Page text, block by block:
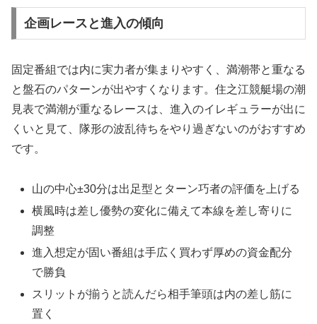
企画レースと進入の傾向
固定番組では内に実力者が集まりやすく、満潮帯と重なる
と盤石のパターンが出やすくなります。住之江競艇場の潮
見表で満潮が重なるレースは、進入のイレギュラーが出に
くいと見て、隊形の波乱待ちをやり過ぎないのがおすすめ
です。
山の中心±30分は出足型とターン巧者の評価を上げる
横風時は差し優勢の変化に備えて本線を差し寄りに
調整
進入想定が固い番組は手広く買わず厚めの資金配分
で勝負
スリットが揃うと読んだら相手筆頭は内の差し筋に
置く